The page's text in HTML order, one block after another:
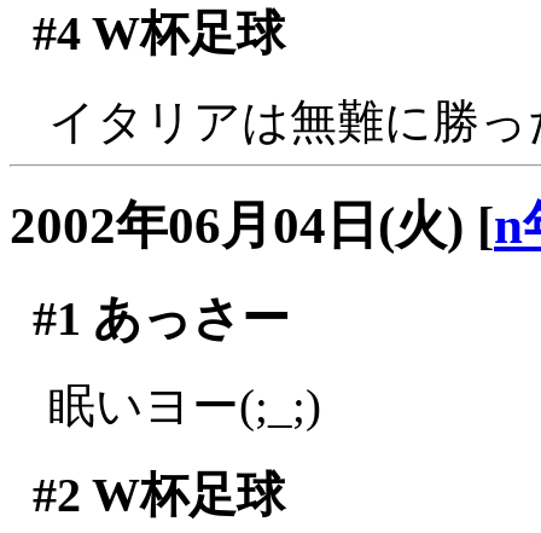
#4W杯足球
イタリアは無難に勝
2002年06月04日(火) [n
#1 あっさー
眠いヨー(;_;)
#2 W杯足球